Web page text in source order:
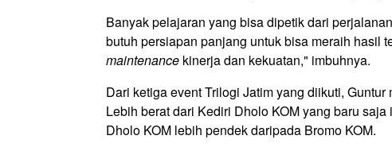
Banyak pelajaran yang bisa dipetik dari
butuh persiapan panjang untuk bisa meraih hasil
maintenance kinerja dan kekuatan," imbuhnya.
Dari ketiga event Trilogi Jatim yang diikuti,
Lebih berat dari Kediri Dholo KOM yang baru
Dholo KOM lebih pendek daripada Bromo KOM.